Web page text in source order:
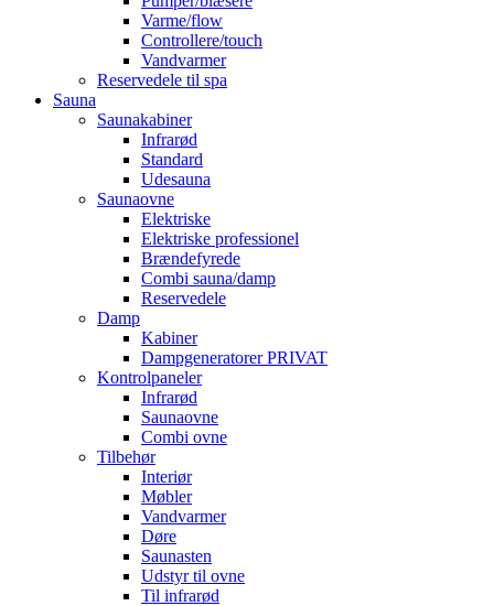
Varme/flow
Controllere/touch
Vandvarmer
Reservedele til spa
Sauna
Saunakabiner
Infrarød
Standard
Udesauna
Saunaovne
Elektriske
Elektriske professionel
Brændefyrede
Combi sauna/damp
Reservedele
Damp
Kabiner
Dampgeneratorer PRIVAT
Kontrolpaneler
Infrarød
Saunaovne
Combi ovne
Tilbehør
Interiør
Møbler
Vandvarmer
Døre
Saunasten
Udstyr til ovne
Til infrarød